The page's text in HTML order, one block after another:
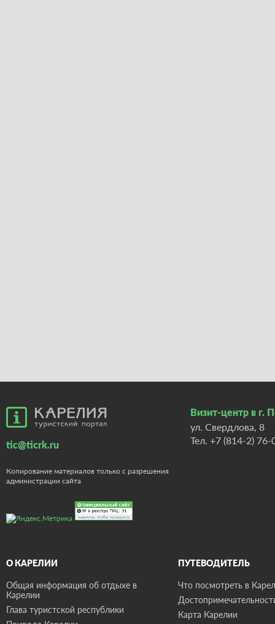
tic@ticrk.ru
Копирование материалов только с разрешения
администрации сайта
Визит-центр в г.
ул. Свердлова, 8
Тел. +7 (814-2) 76-
О КАРЕЛИИ
Общая информация об отдыхе в
Карелии
Глава туристской республики
ПУТЕВОДИТЕЛЬ
Что посмотреть в
Карта Карелии